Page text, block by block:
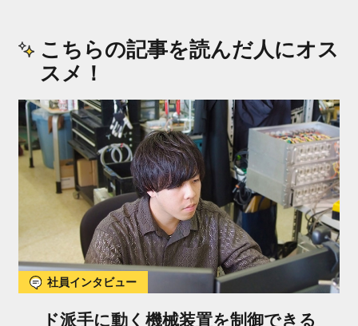
こちらの記事を読んだ人にオス
スメ！
社員インタビュー
ド派手に動く機械装置を制御できる